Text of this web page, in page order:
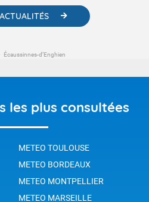
Écaussinnes-d’Enghien
les plus consultées
METEO TOULOUSE
METEO BORDEAUX
METEO MONTPELLIER
METEO MARSEILLE